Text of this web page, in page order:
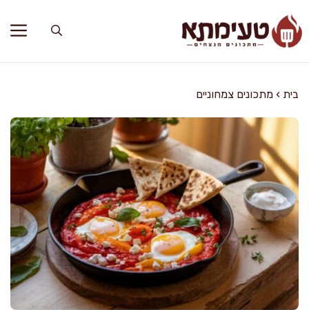
לתוכן
בית › מתכונים צמחוניים